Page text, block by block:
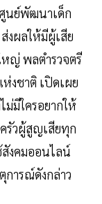
นย์พัฒนาเด็ก
งผลให้มีผู้เสีย
หญ่ พลตำรวจตรี
งชาติ เปิดเผย
ม่มีใครอยากให้
รัวผู้สูญเสียทุก
สังคมออนไลน์
การณ์ดังกล่าว